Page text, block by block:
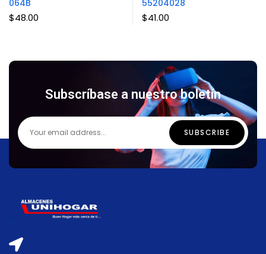
064B
$48.00
55204028
$41.00
Subscríbase a nuestro boletín